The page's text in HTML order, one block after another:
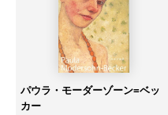
パウラ・モーダーゾーン=ベッ
カー